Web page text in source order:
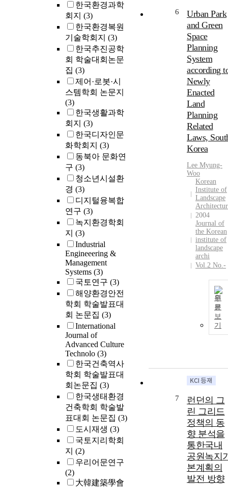
한국환경과학
회지 (3)
한국환경복원
기술학회지 (3)
한국추진공학
회 학술대회논문
집 (3)
제어·로봇·시
스템학회 논문지
(3)
한국생활과학
회지 (3)
한국디자인문
화학회지 (3)
동북아 문화연
구 (3)
청소년시설환
경 (3)
디지털융복합
연구 (3)
녹지환경학회
지 (3)
Industrial
Engineeering &
Management
Systems (3)
국토연구 (3)
해양환경안전
학회 학술발표대
회 논문집 (3)
International
Journal of
Advanced Culture
Technolo (3)
한국건축역사
학회 학술발표대
회논문집 (3)
한국생태환경
건축학회 학술발
표대회 논문집 (3)
도시재생 (3)
국토지리학회
지 (2)
우리어문연구
(2)
大韓建築學會
of the space
program of the
Sare, the
distribution of
spatial
composition
type differed
greatly. 2) In
order to ensure
the
and work
efficiency of
users in
planning a
is necessary to
plan for all the
space
components
functions,
except for a
private office
the form of a
cafe. 3) It is
proposed that
the public
be the largest
the cafe-type
shared office
space
integrated
through the
organic
open office,
conference
room, and rest
area. 4) The
purpose of
providing the
maximum
amount of
space in the
6
Urban Park
and Green
Space
Planning
System
according
Newly
Enacted
Land
Planning
Related
Laws,
Korea
Lee Myung-
Woo
Korean
Institute of
Landscape
2004
Journal of
the Korean
institute of
landscape
archi
Vol.2 No.-
원
문
보
기
7
런던의 그
린 그리드
정책의 동
향 분석을
통한국내
공원녹지
본계획의
발전 방향